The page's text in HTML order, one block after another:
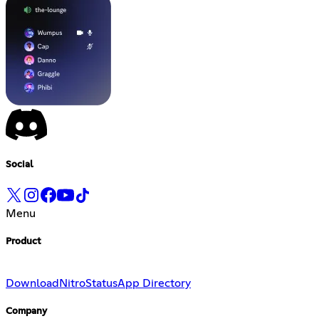
Social
Menu
Product
Download NitroStatusApp Directory
Company